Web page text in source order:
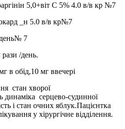
5,0+віт С 5% 4.0 в/в кр №7
_н 5.0 в/в кр№7
7
/день.
в обід,10 мг ввечері
стан хворої
динаміка серцево-судинної
і стан очних яблук.Пацієнтка
у хірургічне відділення.